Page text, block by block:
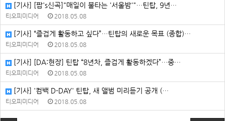
[기사] [팝's신곡]"매일이 불타는 '서울밤'"…틴탑, 9년…
티오피미디어 2018.05.08
[기사] “즐겁게 활동하고 싶다”…틴탑의 새로운 목표 (종합)…
티오피미디어 2018.05.08
[기사] [DA:현장] 틴탑 “8년차, 즐겁게 활동하겠다”…중…
티오피미디어 2018.05.08
[기사] '컴백 D-DAY' 틴탑, 새 앨범 미리듣기 공개 (…
티오피미디어 2018.05.08